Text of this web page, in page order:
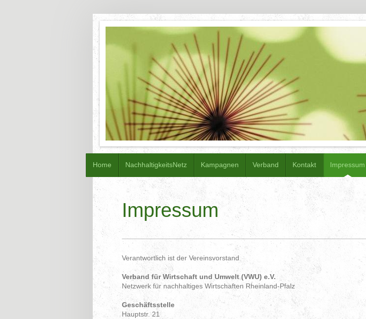
Home NachhaltigkeitsNetz Kampagnen Verband Kontakt Impressum
Impressum
Verantwortlich ist der Vereinsvorstand
Verband für Wirtschaft und Umwelt (VWU) e.V.
Netzwerk für nachhaltiges Wirtschaften Rheinland-Pfalz
Geschäftsstelle
Hauptstr. 21